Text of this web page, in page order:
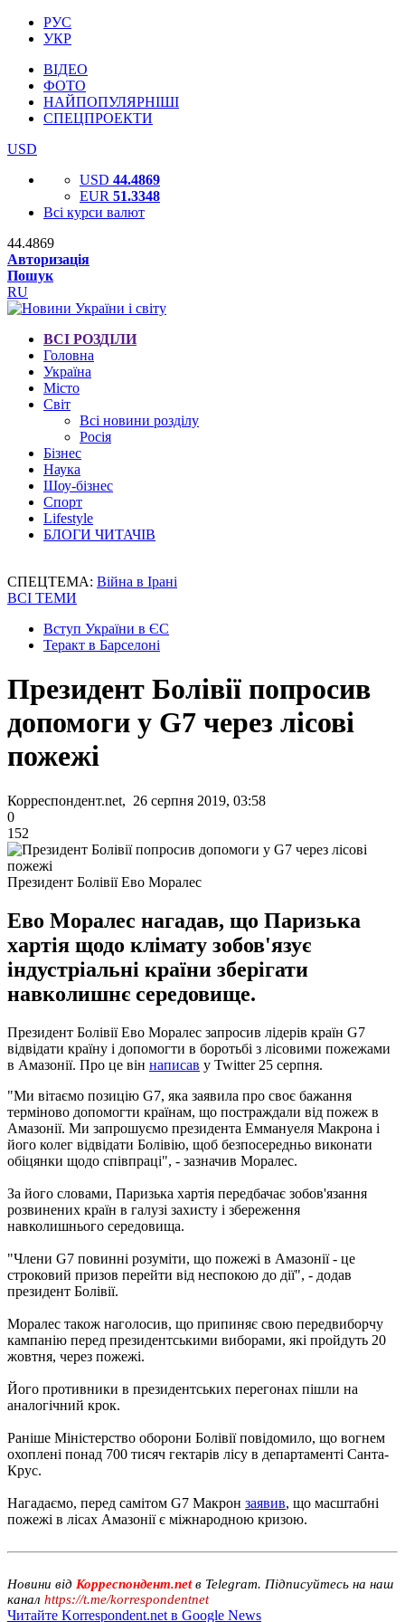
РУС
УКР
ВІДЕО
ФОТО
НАЙПОПУЛЯРНІШІ
СПЕЦПРОЕКТИ
USD
USD 44.4869
EUR 51.3348
Всі курси валют
44.4869
Авторизація
Пошук
RU
ВСІ РОЗДІЛИ
Головна
Україна
Місто
Світ
Всі новини розділу
Росія
Бізнес
Наука
Шоу-бізнес
Спорт
Lifestyle
БЛОГИ ЧИТАЧІВ
СПЕЦТЕМА: Війна в Ірані
ВСІ ТЕМИ
Вступ України в ЄС
Теракт в Барселоні
Президент Болівії попросив
допомоги у G7 через лісові
пожежі
Корреспондент.net, 26 серпня 2019, 03:58
0
152
Президент Болівії Ево Моралес
Ево Моралес нагадав, що Паризька
хартія щодо клімату зобов'язує
індустріальні країни зберігати
навколишнє середовище.
Президент Болівії Ево Моралес запросив лідерів країн G7
відвідати країну і допомогти в боротьбі з лісовими пожежами
в Амазонії. Про це він написав у Twitter 25 серпня.
"Ми вітаємо позицію G7, яка заявила про своє бажання
терміново допомогти країнам, що постраждали від пожеж в
Амазонії. Ми запрошуємо президента Еммануеля Макрона і
його колег відвідати Болівію, щоб безпосередньо виконати
обіцянки щодо співпраці", - зазначив Моралес.
За його словами, Паризька хартія передбачає зобов'язання
розвинених країн в галузі захисту і збереження
навколишнього середовища.
"Члени G7 повинні розуміти, що пожежі в Амазонії - це
строковий призов перейти від неспокою до дії", - додав
президент Болівії.
Моралес також наголосив, що припиняє свою передвиборчу
кампанію перед президентськими виборами, які пройдуть 20
жовтня, через пожежі.
Його противники в президентських перегонах пішли на
аналогічний крок.
Раніше Міністерство оборони Болівії повідомило, що вогнем
охоплені понад 700 тисяч гектарів лісу в департаменті Санта-
Крус.
Нагадаємо, перед самітом G7 Макрон заявив, що масштабні
пожежі в лісах Амазонії є міжнародною кризою.
Новини від Корреспондент.netв Telegram. Підписуйтесь на наш
канал https://t.me/korrespondentnet
Читайте Korrespondent.net в Google News